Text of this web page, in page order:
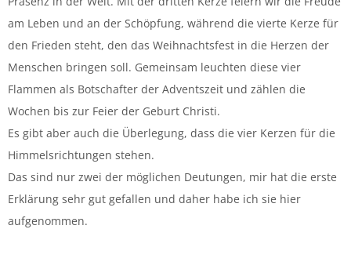
am Leben und an der Schöpfung, während die vierte Kerze für
den Frieden steht, den das Weihnachtsfest in die Herzen der
Menschen bringen soll. Gemeinsam leuchten diese vier
Flammen als Botschafter der Adventszeit und zählen die
Wochen bis zur Feier der Geburt Christi.
Es gibt aber auch die Überlegung, dass die vier Kerzen für die
Himmelsrichtungen stehen.
Das sind nur zwei der möglichen Deutungen, mir hat die erste
Erklärung sehr gut gefallen und daher habe ich sie hier
aufgenommen.